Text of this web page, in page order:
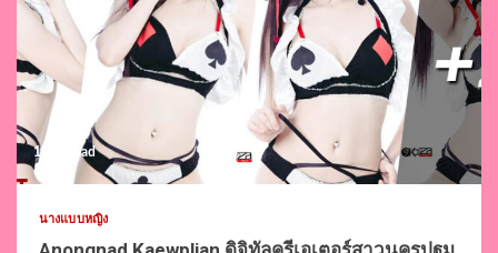
1 min read
นางแบบหญิง